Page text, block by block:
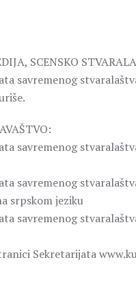
SCENSKO
savremenog
savremenog
savremenog
srpskom jeziku
savremenog
Sekretarijata